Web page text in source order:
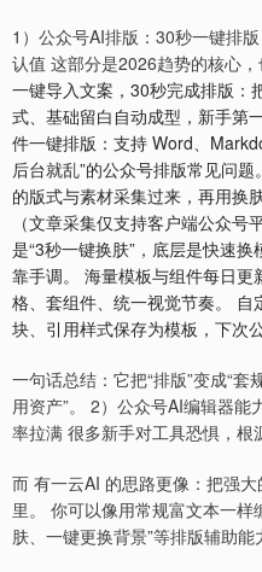
1）公众号AI排版：30秒一键排
认值 这部分是2026趋势的核心，
一键导入文案，30秒完成排版：
式、基础留白自动成型，新手第
件一键排版：支持 Word、
后台就乱”的公众号排版常见问
的版式与素材采集过来，再用换
（文章采集仅支持客户端公众
是“3秒一键换肤”，底层是快速
靠手调。 海量模板与组件每日
格、套组件、统一视觉节奏。
块、引用样式保存为模板，下次
一句话总结：它把“排版”变成“套
用资产”。 2）公众号AI编辑器
率拉满 很多新手对工具恐惧，根
而 有一云AI 的思路更像：把强
里。 你可以像用常规富文本一样
肤、一键更换背景”等排版辅助能